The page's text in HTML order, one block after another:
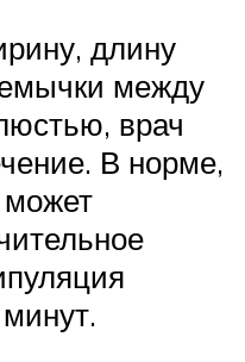
длину
между
врач
В норме,